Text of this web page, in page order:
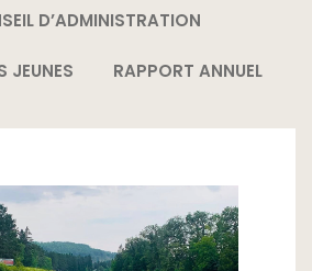
D’ADMINISTRATION
JEUNES RAPPORT ANNUEL